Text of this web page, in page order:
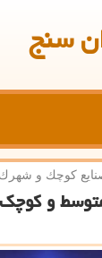
سنج
كوچك و
متوسط و